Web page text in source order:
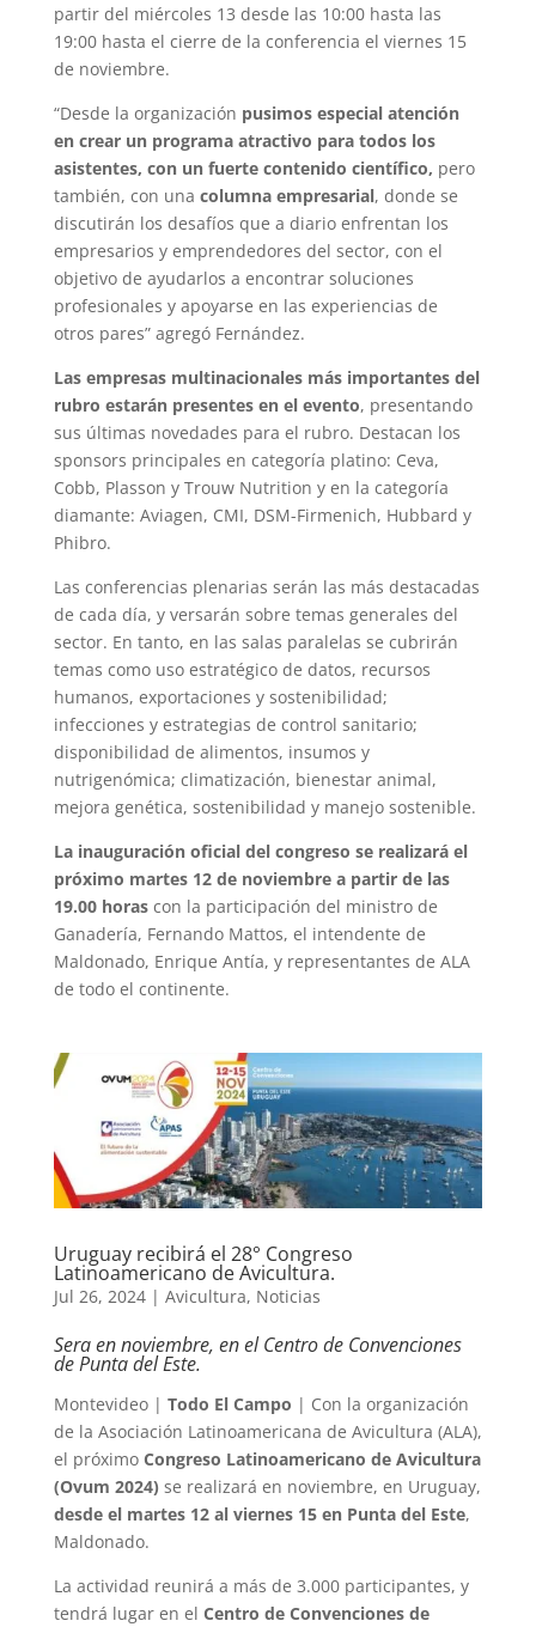
partir del miércoles 13 desde las 10:00 hasta las
19:00 hasta el cierre de la conferencia el viernes 15
de noviembre.
“Desde la organización pusimos especial atención
en crear un programa atractivo para todos los
asistentes, con un fuerte contenido científico, pero
también, con una columna empresarial, donde se
discutirán los desafíos que a diario enfrentan los
empresarios y emprendedores del sector, con el
objetivo de ayudarlos a encontrar soluciones
profesionales y apoyarse en las experiencias de
otros pares” agregó Fernández.
Las empresas multinacionales más importantes del
rubro estarán presentes en el evento, presentando
sus últimas novedades para el rubro. Destacan los
sponsors principales en categoría platino: Ceva,
Cobb, Plasson y Trouw Nutrition y en la categoría
diamante: Aviagen, CMI, DSM-Firmenich, Hubbard y
Phibro.
Las conferencias plenarias serán las más destacadas
de cada día, y versarán sobre temas generales del
sector. En tanto, en las salas paralelas se cubrirán
temas como uso estratégico de datos, recursos
humanos, exportaciones y sostenibilidad;
infecciones y estrategias de control sanitario;
disponibilidad de alimentos, insumos y
nutrigenómica; climatización, bienestar animal,
mejora genética, sostenibilidad y manejo sostenible.
La inauguración oficial del congreso se realizará el
próximo martes 12 de noviembre a partir de las
19.00 horascon la participación del ministro de
Ganadería, Fernando Mattos, el intendente de
Maldonado, Enrique Antía, y representantes de ALA
de todo el continente.
Uruguay recibirá el 28° Congreso
Latinoamericano de Avicultura.
Jul 26, 2024| Avicultura, Noticias
Sera en noviembre, en el Centro de Convenciones
de Punta del Este.
Montevideo | Todo El Campo | Con la organización
de la Asociación Latinoamericana de Avicultura (ALA),
el próximo Congreso Latinoamericano de Avicultura
(Ovum 2024) se realizará en noviembre, en Uruguay,
desde el martes 12 al viernes 15 en Punta del Este,
Maldonado.
La actividad reunirá a más de 3.000 participantes, y
tendrá lugar en el Centro de Convenciones de